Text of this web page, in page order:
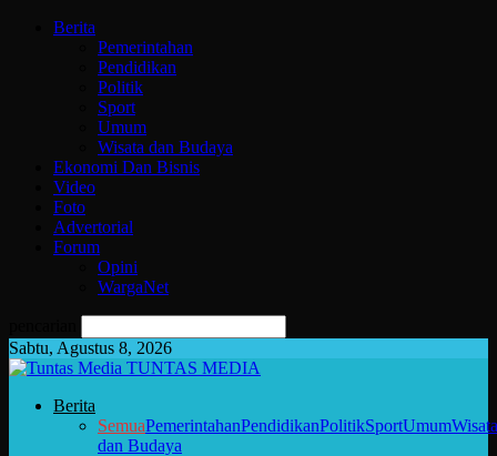
Berita
Pemerintahan
Pendidikan
Politik
Sport
Umum
Wisata dan Budaya
Ekonomi Dan Bisnis
Video
Foto
Advertorial
Forum
Opini
WargaNet
Sabtu, Agustus 8, 2026
TUNTAS MEDIA
Berita
SemuaPemerintahanPendidikanPolitikSportUmumWisata
dan Budaya